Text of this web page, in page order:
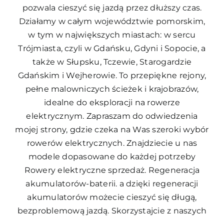
pozwala cieszyć się jazdą przez dłuższy czas.
Działamy w całym województwie pomorskim,
w tym w największych miastach: w sercu
Trójmiasta, czyli w Gdańsku, Gdyni i Sopocie, a
także w Słupsku, Tczewie, Starogardzie
Gdańskim i Wejherowie. To przepiękne rejony,
pełne malowniczych ścieżek i krajobrazów,
idealne do eksploracji na rowerze
elektrycznym. Zapraszam do odwiedzenia
mojej strony, gdzie czeka na Was szeroki wybór
rowerów elektrycznych. Znajdziecie u nas
modele dopasowane do każdej potrzeby
Rowery elektryczne sprzedaż. Regeneracja
akumulatorów-baterii. a dzięki regeneracji
akumulatorów możecie cieszyć się długą,
bezproblemową jazdą. Skorzystajcie z naszych